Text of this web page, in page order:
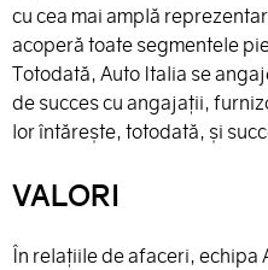
cu cea mai amplă
acoperă toate segmentele
Totodată, Auto Italia se
de succes cu angajații,
lor întăreşte, totodată, și
VALORI
În relaţiile de afaceri, echipa